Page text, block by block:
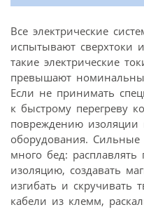
Все электрические
испытывают сверхтоки
такие электрические
превышают
Если не принимать
к быстрому перегреву
повреждению изоляции
оборудования. Сильные
много бед: расплавлять
изоляцию, создавать
изгибать и скручивать
кабели из клемм,